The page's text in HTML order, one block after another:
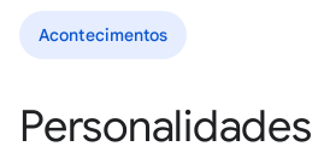
Acontecimentos
Personalidades